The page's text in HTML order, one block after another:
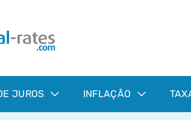
JUROS INFLAÇÃO